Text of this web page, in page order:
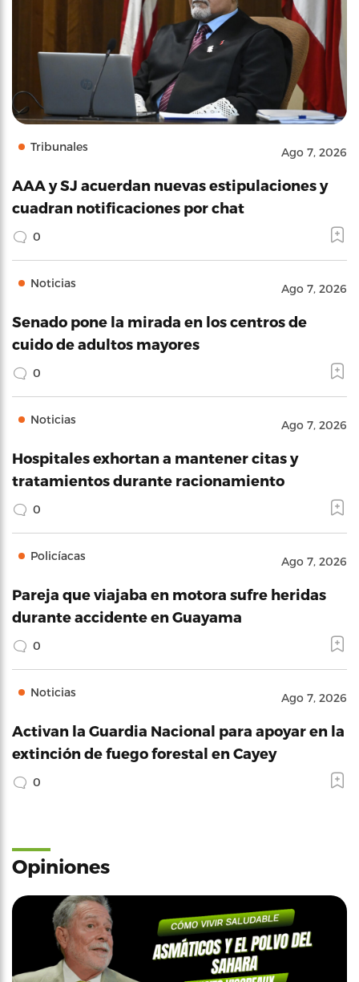
Tribunales Ago 7, 2026
AAA y SJ acuerdan nuevas estipulaciones y
cuadran notificaciones por chat
0
Noticias Ago 7, 2026
Senado pone la mirada en los centros de
cuido de adultos mayores
0
Noticias Ago 7, 2026
Hospitales exhortan a mantener citas y
tratamientos durante racionamiento
0
Policíacas Ago 7, 2026
Pareja que viajaba en motora sufre heridas
durante accidente en Guayama
0
Noticias Ago 7, 2026
Activan la Guardia Nacional para apoyar en la
extinción de fuego forestal en Cayey
0
Opiniones